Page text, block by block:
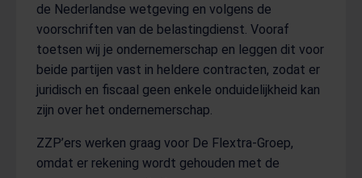
de Nederlandse wetgeving en volgens de
voorschriften van de belastingdienst. Vooraf
toetsen wij je ondernemerschap en leggen dit voor
beide partijen vast in heldere contracten, zodat er
juridisch en fiscaal geen enkele onduidelijkheid kan
zijn over het ondernemerschap.
ZZP’ers werken graag voor De Flextra-Groep,
omdat er rekening wordt gehouden met de